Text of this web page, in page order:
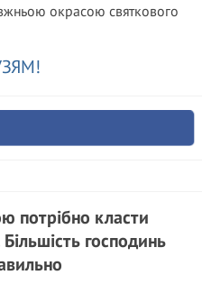
окрасою святкового